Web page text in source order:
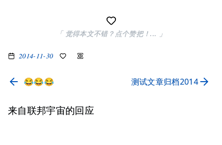
「 觉得本文不错？点个赞把！... 」
2014-11-30
😂😂😂 测试文章归档2014
来自联邦宇宙的回应